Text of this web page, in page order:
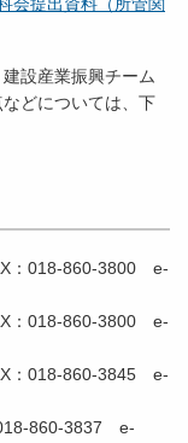
設産業振興チーム
どについては、下
：018-860-3800 e-
：018-860-3800 e-
：018-860-3845 e-
860-3837 e-